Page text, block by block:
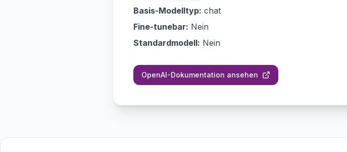
Basis-Modelltyp: chat
Fine-tunebar: Nein
Standardmodell: Nein
OpenAI-Dokumentation ansehen